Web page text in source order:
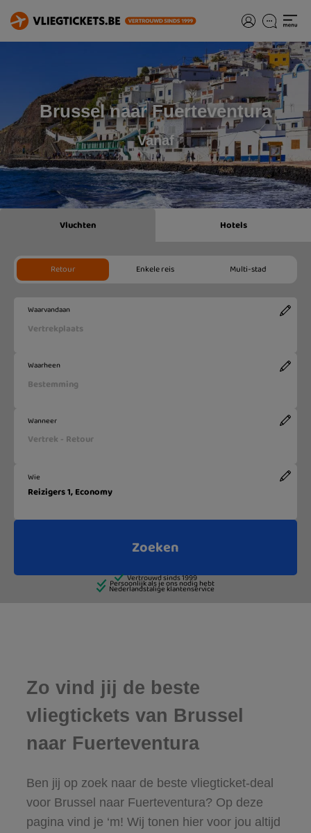
Brussel naar Fuerteventura
Vanaf
Zo vind jij de beste
vliegtickets van Brussel
naar Fuerteventura
Ben jij op zoek naar de beste vliegticket-deal
voor Brussel naar Fuerteventura? Op deze
pagina vind je ‘m! Wij tonen hier voor jou altijd